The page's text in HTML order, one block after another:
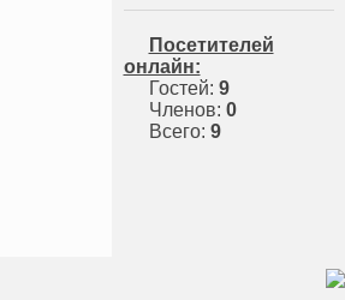
Посетителей
онлайн:
Гостей: 9
Членов: 0
Всего: 9